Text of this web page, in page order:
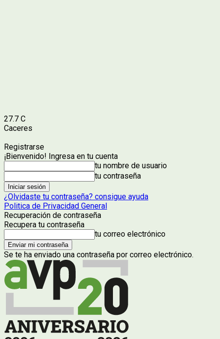
27.7 C
Caceres
Registrarse
¡Bienvenido! Ingresa en tu cuenta
tu nombre de usuario
tu contraseña
¿Olvidaste tu contraseña? consigue ayuda
Politica de Privacidad General
Recuperación de contraseña
Recupera tu contraseña
tu correo electrónico
Se te ha enviado una contraseña por correo electrónico.